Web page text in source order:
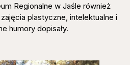
Regionalne w Jaśle również
plastyczne, intelektualne i
humory dopisały.